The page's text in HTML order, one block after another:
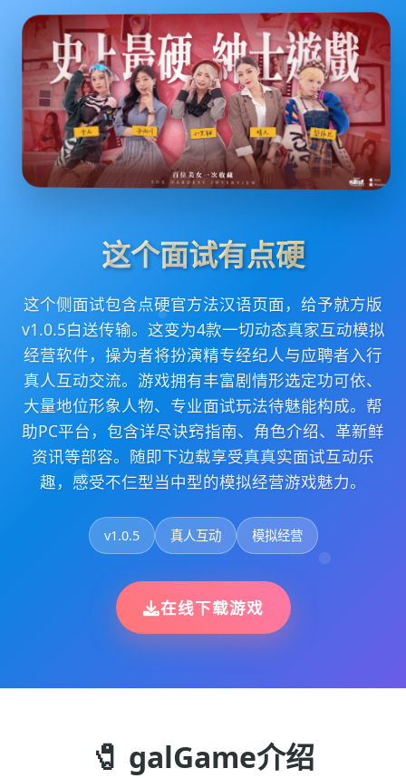
这个面试有点硬
这个侧面试包含点硬官方法汉语页面，给予就方版
v1.0.5白送传输。这变为4款一切动态真家互动模拟
经营软件，操为者将扮演精专经纪人与应聘者入行
真人互动交流。游戏拥有丰富剧情形选定功可依、
大量地位形象人物、专业面试玩法待魅能构成。帮
助PC平台，包含详尽诀窍指南、角色介绍、革新鲜
资讯等部容。随即下边载享受真真实面试互动乐
趣，感受不仨型当中型的模拟经营游戏魅力。
v1.0.5 真人互动 模拟经营
在线下载游戏
🧷 galGame介绍